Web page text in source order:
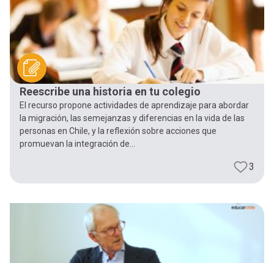
Mobile]
Menú
entrar
cuenta
navegación
Reescribe una historia en tu colegio
El recurso propone actividades de aprendizaje para abordar
la migración, las semejanzas y diferencias en la vida de las
personas en Chile, y la reflexión sobre acciones que
promuevan la integración de...
3